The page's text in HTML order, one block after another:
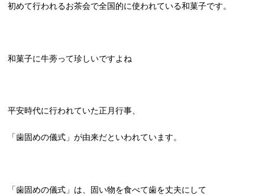
初めて行われるお茶会で全国的に使われている和菓子です。
和菓子に牛蒡って珍しいですよね
平安時代に行われていた正月行事、
「歯固めの儀式」が由来だといわれています。
「歯固めの儀式」は、固い物を食べて歯を丈夫にして